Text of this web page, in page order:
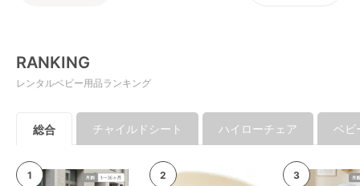
RANKING
レンタルベビー用品ランキング
総合 チャイルドシート ハイローチェア ベビ